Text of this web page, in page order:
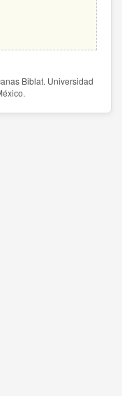
Biblat. Universidad